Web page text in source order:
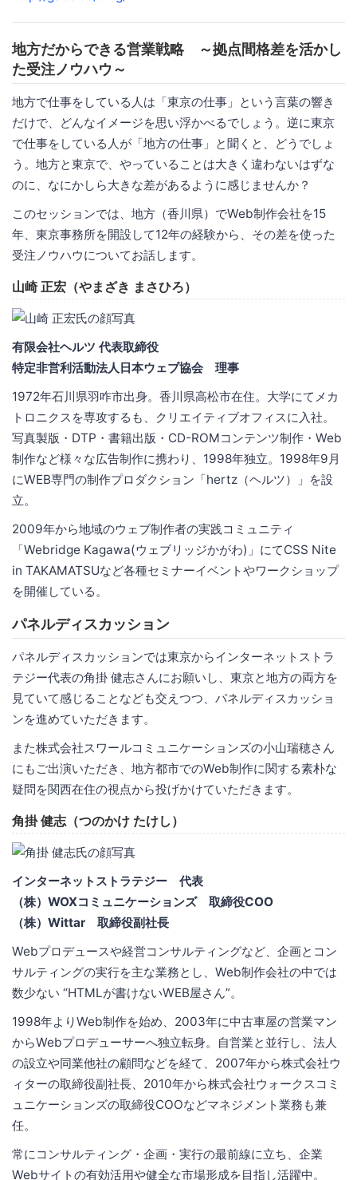
地方だからできる営業戦略 ～拠点間格差を活かし
た受注ノウハウ～
地方で仕事をしている人は「東京の仕事」という言葉の響き
だけで、どんなイメージを思い浮かべるでしょう。逆に東京
で仕事をしている人が「地方の仕事」と聞くと、どうでしょ
う。地方と東京で、やっていることは大きく違わないはずな
のに、なにかしら大きな差があるように感じませんか？
このセッションでは、地方（香川県）でWeb制作会社を15
年、東京事務所を開設して12年の経験から、その差を使った
受注ノウハウについてお話します。
山崎 正宏（やまざき まさひろ）
有限会社ヘルツ 代表取締役
特定非営利活動法人日本ウェブ協会 理事
1972年石川県羽咋市出身。香川県高松市在住。大学にてメカ
トロニクスを専攻するも、クリエイティブオフィスに入社。
写真製版・DTP・書籍出版・CD-ROMコンテンツ制作・Web
制作など様々な広告制作に携わり、1998年独立。1998年9月
にWEB専門の制作プロダクション「hertz（ヘルツ）」を設
立。
2009年から地域のウェブ制作者の実践コミュニティ
「Webridge Kagawa(ウェブリッジかがわ)」にてCSS Nite
in TAKAMATSUなど各種セミナーイベントやワークショップ
を開催している。
パネルディスカッション
パネルディスカッションでは東京からインターネットストラ
テジー代表の角掛 健志さんにお願いし、東京と地方の両方を
見ていて感じることなども交えつつ、パネルディスカッショ
ンを進めていただきます。
また株式会社スワールコミュニケーションズの小山瑞穂さん
にもご出演いただき、地方都市でのWeb制作に関する素朴な
疑問を関西在住の視点から投げかけていただきます。
角掛 健志（つのかけ たけし）
インターネットストラテジー 代表
（株）WOXコミュニケーションズ 取締役COO
（株）Wittar 取締役副社長
Webプロデュースや経営コンサルティングなど、企画とコン
サルティングの実行を主な業務とし、Web制作会社の中では
数少ない “HTMLが書けないWEB屋さん”。
1998年よりWeb制作を始め、2003年に中古車屋の営業マン
からWebプロデューサーへ独立転身。自営業と並行し、法人
の設立や同業他社の顧問などを経て、2007年から株式会社ウ
ィターの取締役副社長、2010年から株式会社ウォークスコミ
ュニケーションズの取締役COOなどマネジメント業務も兼
任。
常にコンサルティング・企画・実行の最前線に立ち、企業
Webサイトの有効活用や健全な市場形成を目指し活躍中。